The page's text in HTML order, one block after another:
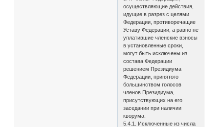
осуществляющие действия,
идущие в разрез с целями
Федерации, противоречащие
Уставу Федерации, а равно не
уплатившие членские взносы
в установленные сроки,
могут быть исключены из
состава Федерации
решением Президиума
Федерации, принятого
большинством голосов
членов Президиума,
присутствующих на его
заседании при наличии
кворума.
5.4.1. Исключенные из числа